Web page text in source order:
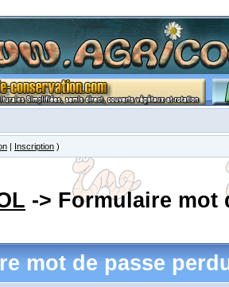
| Inscription )
-> Formulaire mot
mot de passe